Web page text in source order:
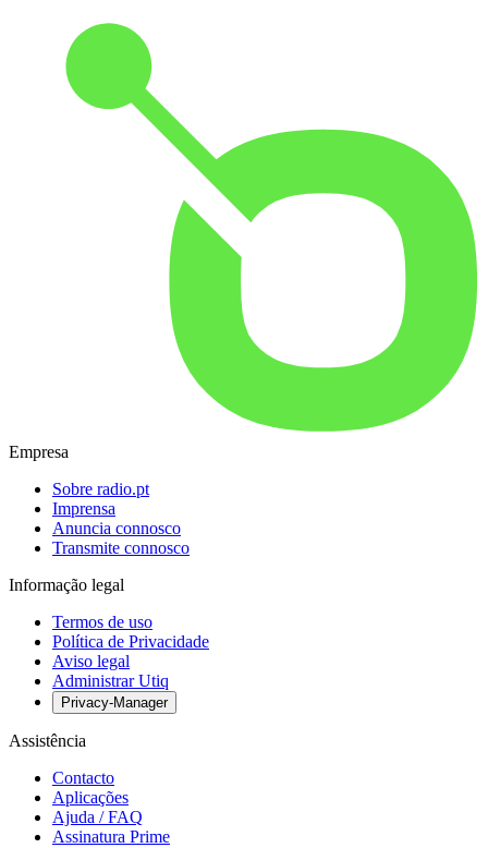
Empresa
Sobre radio.pt
Imprensa
Anuncia connosco
Transmite connosco
Informação legal
Termos de uso
Política de Privacidade
Aviso legal
Administrar Utiq
Privacy-Manager
Assistência
Contacto
Aplicações
Ajuda / FAQ
Assinatura Prime